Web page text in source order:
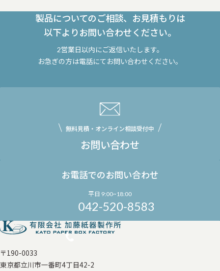
製品についてのご相談、お見積もりは
以下よりお問い合わせください。
2営業日以内にご返信いたします。
お急ぎの方は電話にてお問い合わせください。
無料見積・オンライン相談受付中
お問い合わせ
お電話でのお問い合わせ
平日 9:00~18:00
042-520-8583
〒190-0033
東京都立川市一番町4丁目42-2